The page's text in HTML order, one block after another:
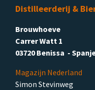
Distilleerderij &
Brouwhoeve
Carrer Watt 1
03720 Benissa -
Magazijn Nederland
Simon Stevinweg